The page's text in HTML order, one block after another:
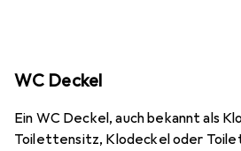
WC Deckel
Ein WC Deckel, auch bekannt als
Toilettensitz, Klodeckel oder